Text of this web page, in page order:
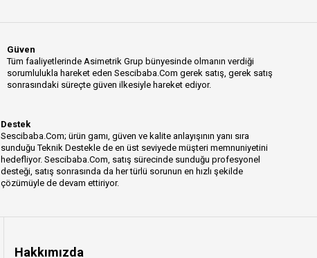
Güven
Tüm faaliyetlerinde Asimetrik Grup bünyesinde olmanın verdiği
sorumlulukla hareket eden Sescibaba.Com gerek satış, gerek satış
sonrasındaki süreçte güven ilkesiyle hareket ediyor.
Destek
Sescibaba.Com; ürün gamı, güven ve kalite anlayışının yanı sıra
sunduğu Teknik Destekle de en üst seviyede müşteri memnuniyetini
hedefliyor. Sescibaba.Com, satış sürecinde sunduğu profesyonel
desteği, satış sonrasında da her türlü sorunun en hızlı şekilde
çözümüyle de devam ettiriyor.
Hakkımızda